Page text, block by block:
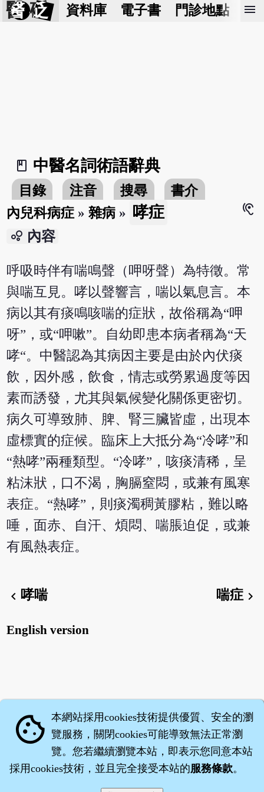
醫 砭 資料庫 電子書 門診地點 預
menu
book_2
中醫名詞術語辭典
目錄 注音 搜尋
書介
內兒科病症 »雜病 » 哮症
hearing
bubble_chart 內容
呼吸時伴有喘鳴聲（呷呀聲）為特徵。常
與喘互見。哮以聲響言，喘以氣息言。本
病以其有痰鳴咳喘的症狀，故俗稱為“呷
呀”，或“呷嗽”。自幼即患本病者稱為“天
哮“。中醫認為其病因主要是由於內伏痰
飲，因外感，飲食，情志或勞累過度等因
素而誘發，尤其與氣候變化關係更密切。
病久可導致肺、脾、腎三臟皆虛，出現本
虛標實的症候。臨床上大抵分為“冷哮”和
“熱哮”兩種類型。“冷哮”，咳痰清稀，呈
粘沫狀，口不渴，胸膈窒悶，或兼有風寒
表症。“熱哮”，則痰濁稠黃膠粘，難以略
唾，面赤、自汗、煩悶、喘脹迫促，或兼
有風熱表症。
chevron_left 哮喘 喘症chevron_right
English version
cookie 本網站採用cookies技術提供優質、安全的瀏
覽服務，關閉cookies可能導致無法正常瀏
覽。您若繼續瀏覽本站，即表示您同意本站
採用cookies技術，並且完全接受本站的服務條款。